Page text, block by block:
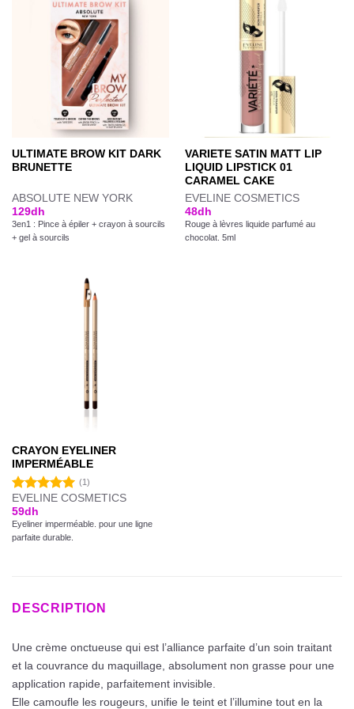
ULTIMATE BROW KIT DARK
BRUNETTE
ABSOLUTE NEW YORK
129dh
3en1 : Pince à épiler + crayon à sourcils
+ gel à sourcils
VARIETE SATIN MATT LIP
LIQUID LIPSTICK 01
CARAMEL CAKE
EVELINE COSMETICS
48dh
Rouge à lèvres liquide parfumé au
chocolat. 5ml
CRAYON EYELINER
IMPERMÉABLE
Note5.00
sur 5
(1)
EVELINE COSMETICS
59dh
Eyeliner imperméable. pour une ligne
parfaite durable.
DESCRIPTION
Une crème onctueuse qui est l’alliance parfaite d’un soin traitant
et la couvrance du maquillage, absolument non grasse pour une
application rapide, parfaitement invisible.
Elle camoufle les rougeurs, unifie le teint et l’illumine tout en la